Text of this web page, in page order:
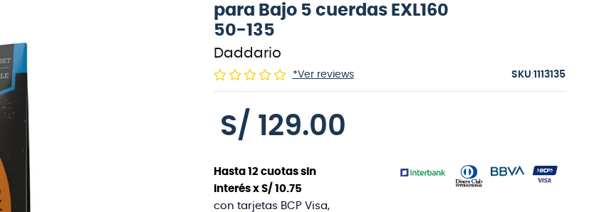
para Bajo 5 cuerdas EXL160
50-135
Daddario
*Ver reviews :1113135
S/ 129.00
Hasta 12cuotas sin
interés x S/ 10.75
con tarjetas BCP Visa,